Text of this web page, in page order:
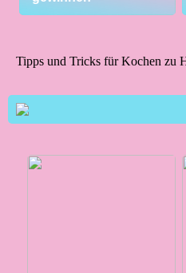
Tipps und Tricks für Kochen zu